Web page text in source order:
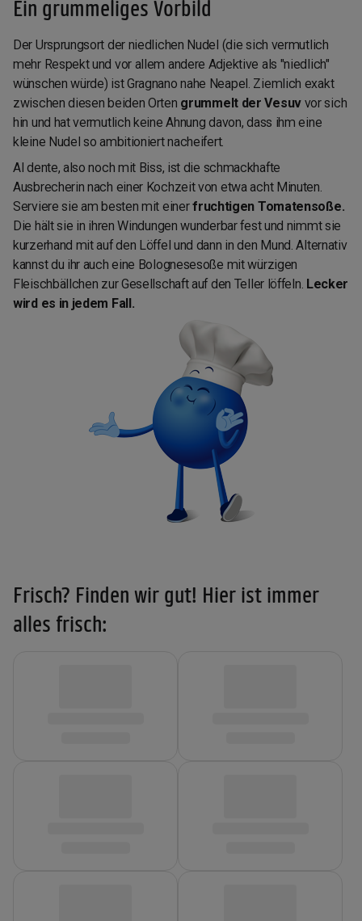
Ein grummeliges Vorbild
Der Ursprungsort der niedlichen Nudel (die sich vermutlich
mehr Respekt und vor allem andere Adjektive als "niedlich"
wünschen würde) ist Gragnano nahe Neapel. Ziemlich exakt
zwischen diesen beiden Orten grummelt der Vesuvvor sich
hin und hat vermutlich keine Ahnung davon, dass ihm eine
kleine Nudel so ambitioniert nacheifert.
Al dente, also noch mit Biss, ist die schmackhafte
Ausbrecherin nach einer Kochzeit von etwa acht Minuten.
Serviere sie am besten mit einerfruchtigen Tomatensoße.
Die hält sie in ihren Windungen wunderbar fest und nimmt sie
kurzerhand mit auf den Löffel und dann in den Mund. Alternativ
kannst du ihr auch eine Bolognesesoße mit würzigen
Fleischbällchen zur Gesellschaft auf den Teller löffeln. Lecker
wird es in jedem Fall.
Frisch? Finden wir gut! Hier ist immer
alles frisch: